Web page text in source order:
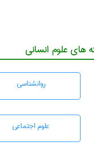
علوم انسانی
روانشناسی
علوم اجتماعی